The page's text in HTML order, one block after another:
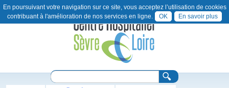
Aller
au
contenu
Contact
Plan
du
site
C
F
R
e
En poursuivant votre navigation sur ce site, vous acceptez l’utilisation de cookies
contribuant à l'amélioration de nos services en ligne.
OK En savoir plus